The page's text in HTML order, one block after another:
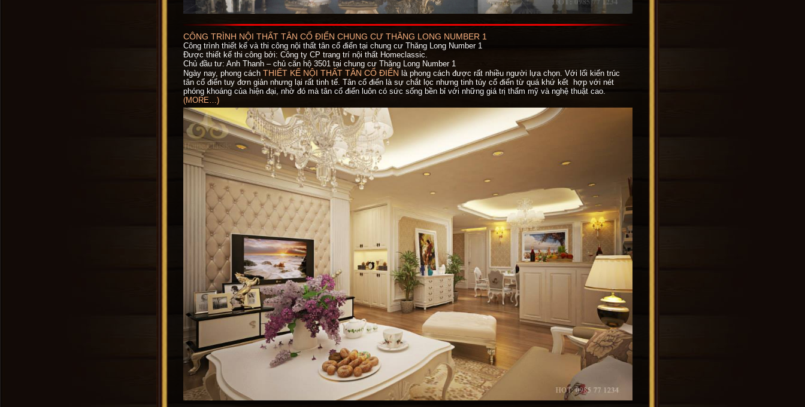
CÔNG TRÌNH NỘI THẤT TÂN CỔ ĐIỂN CHUNG CƯ THĂNG LONG NUMBER 1
Công trình thiết kế và thi công nội thất tân cổ điển tại chung cư Thăng Long Number 1
Được thiết kế thi công bởi: Công ty CP trang trí nội thất Homeclassic.
Chủ đầu tư: Anh Thanh – chủ căn hộ 3501 tại chung cư Thăng Long Number 1
Ngày nay, phong cách THIẾT KẾ NỘI THẤT TÂN CỔ ĐIỂN là phong cách được rất nhiều người lựa chọn. Với lối kiến trúc
tân cổ điển tuy đơn giản nhưng lại rất tinh tế. Tân cổ điển là sự chắt lọc nhưng tinh túy cổ điển từ quá khứ kết hợp với nét
phóng khoáng của hiện đại, nhờ đó mà tân cổ điển luôn có sức sống bền bỉ với những giá trị thẩm mỹ và nghệ thuật cao.
(MORE…)